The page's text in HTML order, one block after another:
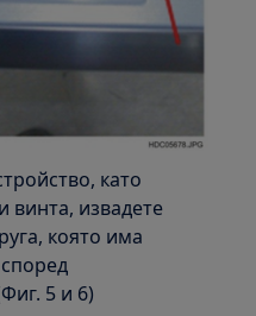
като
винта, извадете
която има
5 и 6)